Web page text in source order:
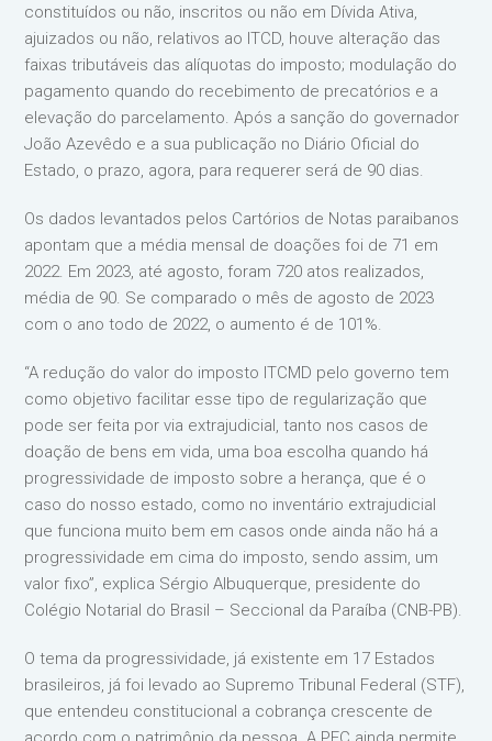
constituídos ou não, inscritos ou não em Dívida Ativa,
ajuizados ou não, relativos ao ITCD, houve alteração das
faixas tributáveis das alíquotas do imposto; modulação do
pagamento quando do recebimento de precatórios e a
elevação do parcelamento. Após a sanção do governador
João Azevêdo e a sua publicação no Diário Oficial do
Estado, o prazo, agora, para requerer será de 90 dias.
Os dados levantados pelos Cartórios de Notas paraibanos
apontam que a média mensal de doações foi de 71 em
2022. Em 2023, até agosto, foram 720 atos realizados,
média de 90. Se comparado o mês de agosto de 2023
com o ano todo de 2022, o aumento é de 101%.
“A redução do valor do imposto ITCMD pelo governo tem
como objetivo facilitar esse tipo de regularização que
pode ser feita por via extrajudicial, tanto nos casos de
doação de bens em vida, uma boa escolha quando há
progressividade de imposto sobre a herança, que é o
caso do nosso estado, como no inventário extrajudicial
que funciona muito bem em casos onde ainda não há a
progressividade em cima do imposto, sendo assim, um
valor fixo”, explica Sérgio Albuquerque, presidente do
Colégio Notarial do Brasil – Seccional da Paraíba (CNB-PB).
O tema da progressividade, já existente em 17 Estados
brasileiros, já foi levado ao Supremo Tribunal Federal (STF),
que entendeu constitucional a cobrança crescente de